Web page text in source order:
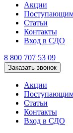
Акции
Статьи
Контакты
Вход в СДО
8 800 707 53 09
Заказать звонок
Акции
Статьи
Контакты
Вход в СДО